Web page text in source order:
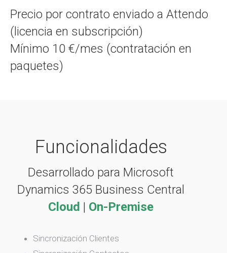
Precio por contrato enviado a Attendo
(licencia en subscripción)
Mínimo 10 €/mes (contratación en
paquetes)
Funcionalidades
Desarrollado para Microsoft
Dynamics 365 Business Central
Cloud | On-Premise
Sincronización Clientes